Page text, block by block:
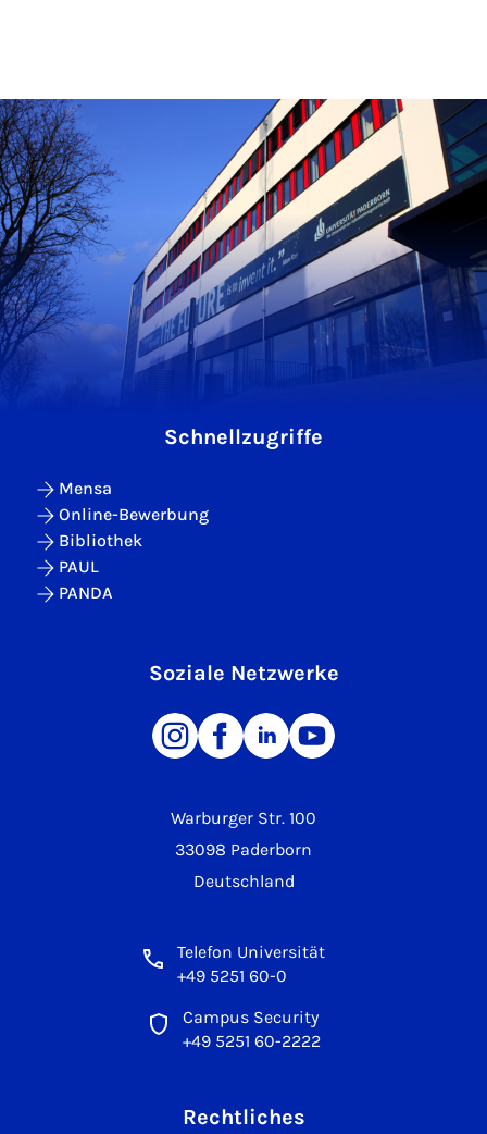
Warburger Str. 100
33098 Paderborn
Deutschland
Telefon Universität
+49 5251 60-0
Campus Security
+49 5251 60-2222
Schnellzugriffe
Mensa
Online-Bewerbung
Bibliothek
PAUL
PANDA
Soziale Netzwerke
Rechtliches